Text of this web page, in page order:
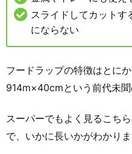
スライドしてカットす
にならない
フードラップの特徴はとに
914m×40cmという前代未
スーパーでもよく見るこち
で、いかに長いかがわかり